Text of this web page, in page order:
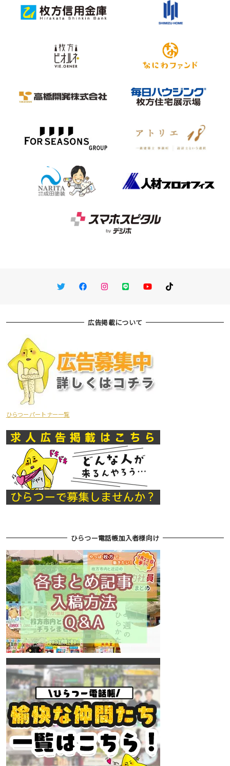
TwitterFacebookInstagram
LINE You TubeTikTok
広告掲載について
ひらつーパートナー一覧
ひらつー電話帳加入者様向け